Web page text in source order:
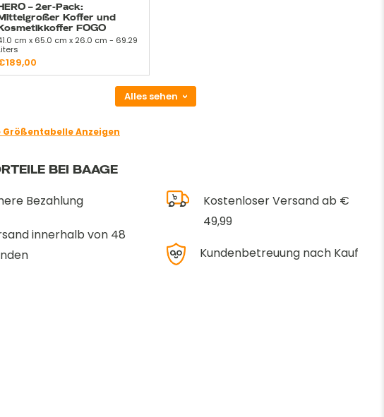
– 2er-Pack:
Koffer und
FOGO
cm x 65.0 cm x 26.0 cm - 69.29
Alles sehen
Größentabelle Anzeigen
BEI BAAGE
Bezahlung
innerhalb von 48
Kostenloser Versand ab €
49,99
Kundenbetreuung nach Kauf